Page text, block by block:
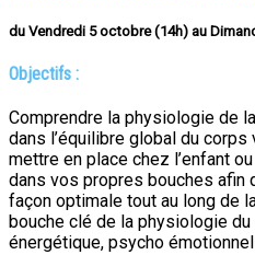
du Vendredi 5 octobre (14h) au
Objectifs :
Comprendre la physiologie de
dans l’équilibre global du
mettre en place chez l’enfant
dans vos propres bouches afin
façon optimale tout au long de
bouche clé de la physiologie
énergétique, psycho